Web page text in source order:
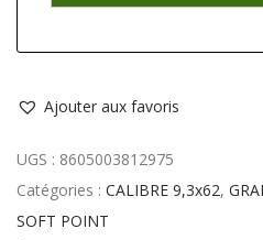
Ajouter aux favoris
UGS : 8605003812975
Catégories : CALIBRE 9,3x62,
SOFT POINT